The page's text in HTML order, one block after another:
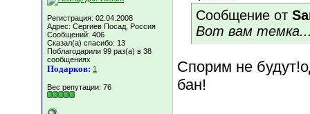
Регистрация: 02.04.2008
Адрес: Сергиев Посад, Россия
Сообщений: 406
Сказал(а) спасибо: 13
Поблагодарили 99 раз(а) в 38
сообщениях
Подарков: 1
Вес репутации: 76
Сообщение от
Вот вам
Спорим не
бан!